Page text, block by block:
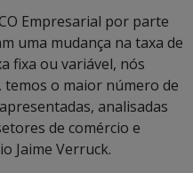
Empresarial por parte
uma mudança na taxa de
fixa ou variável, nós
temos o maior número de
analisadas
de comércio e
Jaime Verruck.